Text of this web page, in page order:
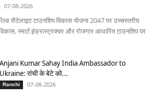
- 07-08-2026
सैटेलाइट टाउनशिप विकास योजना 2047 पर उच्चस्तरीय
स्मार्ट इंफ्रास्ट्रक्चर और रोजगार आधारित टाउनशिप पर
Anjani Kumar Sahay India Ambassador to
Ukraine: रांची के बेटे को...
Ranchi 07-08-2026